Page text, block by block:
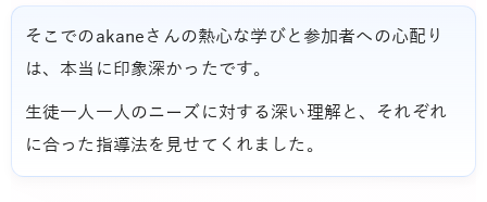
そこでのakaneさんの熱心な学びと参加者への心配り
は、本当に印象深かったです。
生徒一人一人のニーズに対する深い理解と、それぞれ
に合った指導法を見せてくれました。